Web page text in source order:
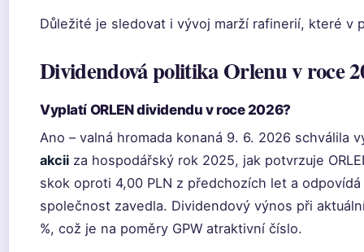
Důležité je sledovat i vývoj marží rafinerií, které v
Dividendová politika Orlenu v roce
Vyplatí ORLEN dividendu v roce 2026?
Ano – valná hromada konaná 9. 6. 2026 schválila
akcii za hospodářský rok 2025, jak potvrzuje
skok oproti 4,00 PLN z předchozích let a
společnost zavedla. Dividendový výnos při
%, což je na poměry GPW atraktivní číslo.